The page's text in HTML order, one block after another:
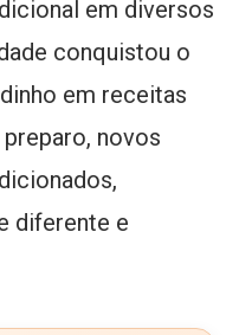
em diversos
conquistou o
em receitas
novos
diferente e